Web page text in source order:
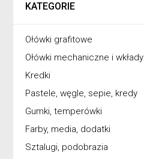
KATEGORIE
Ołówki grafitowe
Ołówki mechaniczne i wkłady
Kredki
Pastele, węgle, sepie, kredy
Gumki, temperówki
Farby, media, dodatki
Sztalugi, podobrazia